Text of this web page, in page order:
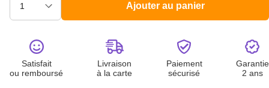
Ajouter au panier
Satisfait
ou remboursé
Livraison
à la carte
Paiement
sécurisé
Garantie
2 ans